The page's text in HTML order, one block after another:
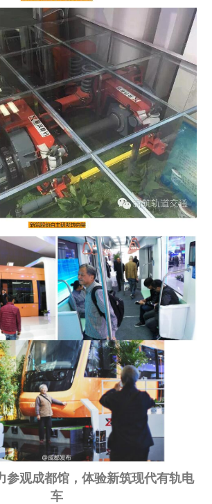
参观成都馆，体验新筑现代有轨电
车